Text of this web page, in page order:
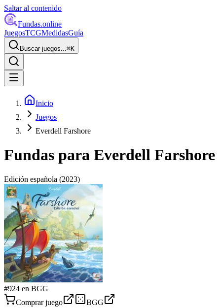
Saltar al contenido
Fundas.online
JuegosTCGMedidasGuía
Buscar juegos...⌘K
Inicio
Juegos
Everdell Farshore
Fundas para Everdell Farshore
Edición española (2023)
#924 en BGG
Comprar juego
BGG